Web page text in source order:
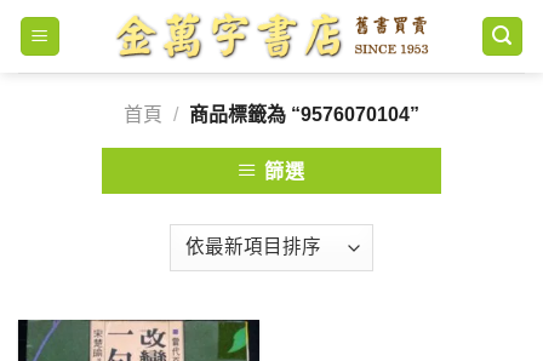
Skip
content
首頁
/ 商品標籤為 “9576070104”
篩選